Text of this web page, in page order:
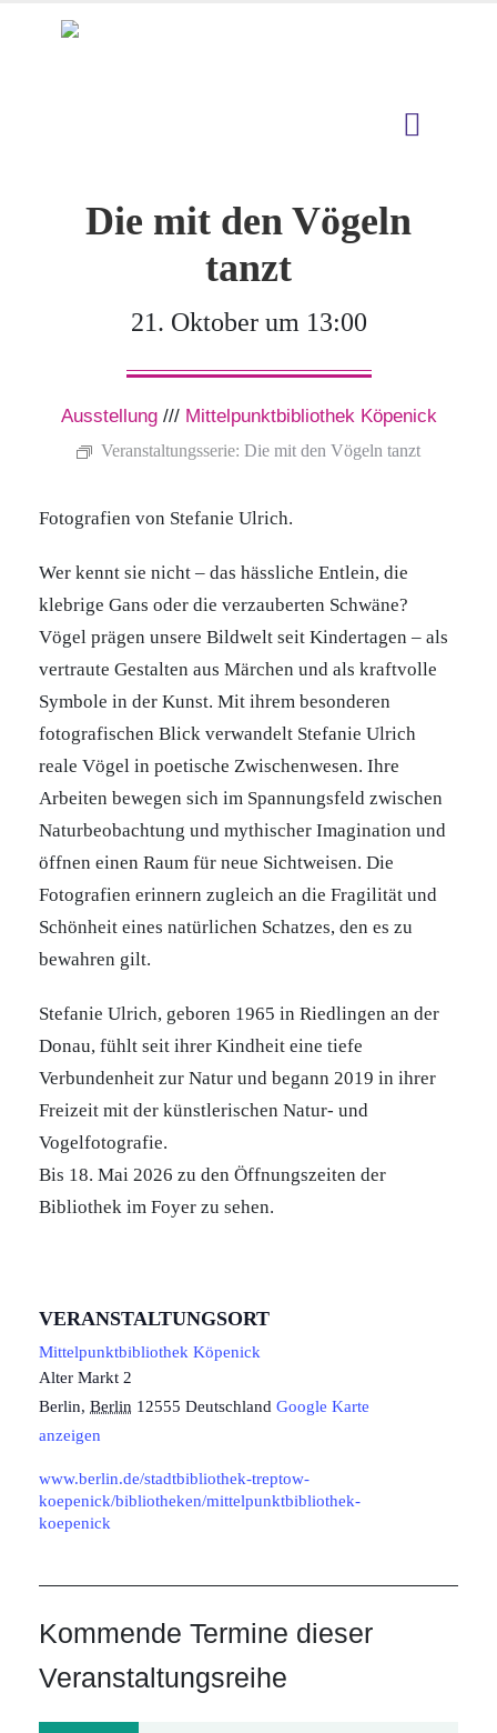
Die mit den Vögeln
tanzt
21. Oktober um 13:00
Ausstellung /// Mittelpunktbibliothek Köpenick
Veranstaltungsserie: Die mit den Vögeln tanzt
Fotografien von Stefanie Ulrich.
Wer kennt sie nicht – das hässliche Entlein, die
klebrige Gans oder die verzauberten Schwäne?
Vögel prägen unsere Bildwelt seit Kindertagen – als
vertraute Gestalten aus Märchen und als kraftvolle
Symbole in der Kunst. Mit ihrem besonderen
fotografischen Blick verwandelt Stefanie Ulrich
reale Vögel in poetische Zwischenwesen. Ihre
Arbeiten bewegen sich im Spannungsfeld zwischen
Naturbeobachtung und mythischer Imagination und
öffnen einen Raum für neue Sichtweisen. Die
Fotografien erinnern zugleich an die Fragilität und
Schönheit eines natürlichen Schatzes, den es zu
bewahren gilt.
Stefanie Ulrich, geboren 1965 in Riedlingen an der
Donau, fühlt seit ihrer Kindheit eine tiefe
Verbundenheit zur Natur und begann 2019 in ihrer
Freizeit mit der künstlerischen Natur- und
Vogelfotografie.
Bis 18. Mai 2026 zu den Öffnungszeiten der
Bibliothek im Foyer zu sehen.
VERANSTALTUNGSORT
Mittelpunktbibliothek Köpenick
Alter Markt 2
Berlin, Berlin 12555 Deutschland Google Karte
anzeigen
www.berlin.de/stadtbibliothek-treptow-
koepenick/bibliotheken/mittelpunktbibliothek-
koepenick
Kommende Termine dieser
Veranstaltungsreihe